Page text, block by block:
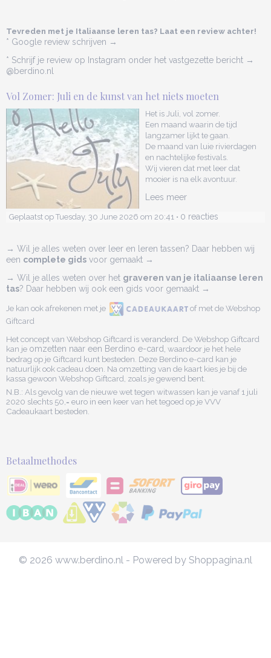
Tevreden met je Italiaanse leren tas? Laat een review achter!
* Google review schrijven →
* Schrijf je review op Instagram onder het vastgezette bericht →
@berdino.nl
Vol Zomer: Juli en de kunst van het niets moeten
Het is Juli, vol zomer.
Een maand waarin de tijd
langzamer lijkt te gaan.
De maand van luie rivierdagen
en nachtelijke festivals.
Wij vieren dat met leer dat
mooier is na elk avontuur.
Lees meer
Geplaatst op Tuesday, 30 June 2026 om 20:41 • 0 reacties
→ Wil je alles weten over leer en leren tassen? Daar hebben wij
een complete gids voor gemaakt →
→ Wil je alles weten over het graveren van je italiaanse leren
tas? Daar hebben wij ook een gids voor gemaakt →
Je kan ook afrekenen met je
of met de Webshop
Giftcard
Het concept van Webshop Giftcard is veranderd. De Webshop Giftcard
kan je omzetten naar een Berdino e-card, waardoor je het hele
bedrag op je Giftcard kunt besteden. Deze Berdino e-card kan je
natuurlijk ook cadeau doen. Na omzetting van de kaart kies je bij de
kassa gewoon Webshop Giftcard, zoals je gewend bent.
N.B.: Als gevolg van de nieuwe wet tegen witwassen kan je vanaf 1 juli
2020 slechts 50,= euro in een keer van het tegoed op je VVV
Cadeaukaart besteden.
Betaalmethodes
© 2026 www.berdino.nl - Powered by Shoppagina.nl